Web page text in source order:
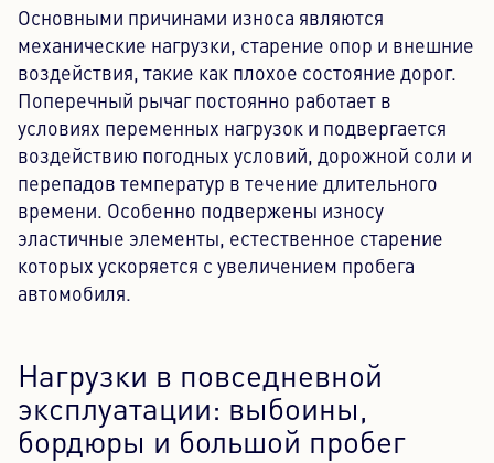
Основными причинами износа являются
механические нагрузки, старение опор и внешние
воздействия, такие как плохое состояние дорог.
Поперечный рычаг постоянно работает в
условиях переменных нагрузок и подвергается
воздействию погодных условий, дорожной соли и
перепадов температур в течение длительного
времени. Особенно подвержены износу
эластичные элементы, естественное старение
которых ускоряется с увеличением пробега
автомобиля.
Нагрузки в повседневной
эксплуатации: выбоины,
бордюры и большой пробег